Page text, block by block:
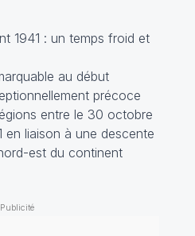
1941 : un temps froid et
au début
précoce
entre le 30 octobre
en liaison à une descente
est du continent